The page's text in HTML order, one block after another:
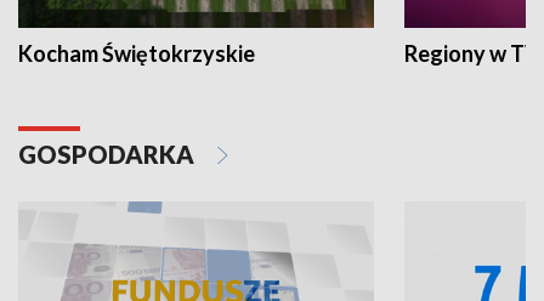
Kocham Świętokrzyskie Regiony w
GOSPODARKA